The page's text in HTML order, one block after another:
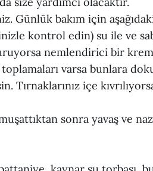
Günlük bakım için
kontrol edin) su ile ve
nemlendirici bir
varsa bunlara
Tırnaklarınız içe
sonra yavaş ve